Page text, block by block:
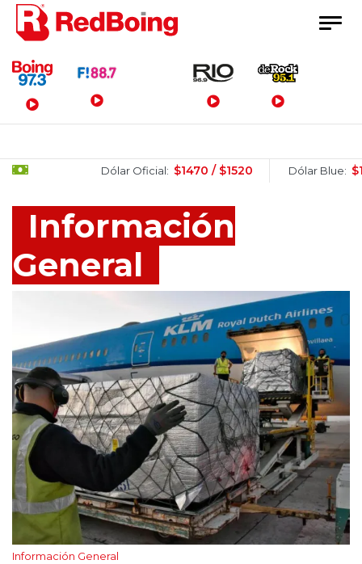
Menú Principal
Dólar Oficial: $1470 / $1520 Dólar Blue: $1510 /
Información
General
Información General